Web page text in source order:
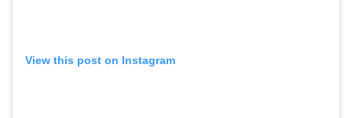
View this post on Instagram